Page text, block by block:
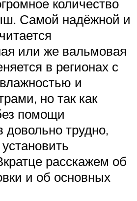
количество
Самой надёжной и
или же вальмовая
в регионах с
и
но так как
помощи
довольно трудно,
расскажем об
и об основных